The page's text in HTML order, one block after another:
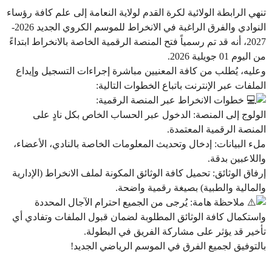
​تنهي الرابطة الولائية لكرة القدم لولاية النعامة إلى علم كافة رؤساء
النوادي والفرق الراغبة في الانخراط للموسم الكروي الجديد 2026-
2027، أنه قد تم رسمياً فتح المنصة الرقمية الخاصة بالانخراط ابتداءً
من اليوم 01 جويلية 2026.
​وعليه، يُطلب من كافة المعنيين مباشرة إجراءات التسجيل وإيداع
الملفات عبر الإنترنت باتباع الخطوات التالية:
خطوات الانخراط عبر المنصة الرقمية:
​الولوج إلى المنصة: الدخول عبر الحساب الخاص بكل نادٍ على
المنصة الرقمية المعتمدة.
​ملء البيانات: إدخال وتحديث المعلومات الخاصة بالنادي، الأعضاء،
واللاعبين بدقة.
​إرفاق الوثائق: تحميل كافة الوثائق المكونة لملف الانخراط (الإدارية
والمالية والطبية) بصيغة رقمية واضحة.
ملاحظة هامة: يُرجى من الجميع احترام الآجال المحددة
واستكمال كافة الوثائق المطلوبة لضمان قبول الملفات وتفادي أي
تأخير قد يؤثر على مشاركة الفريق في البطولة.
​بالتوفيق لجميع الفرق في الموسم الرياضي الجديد!